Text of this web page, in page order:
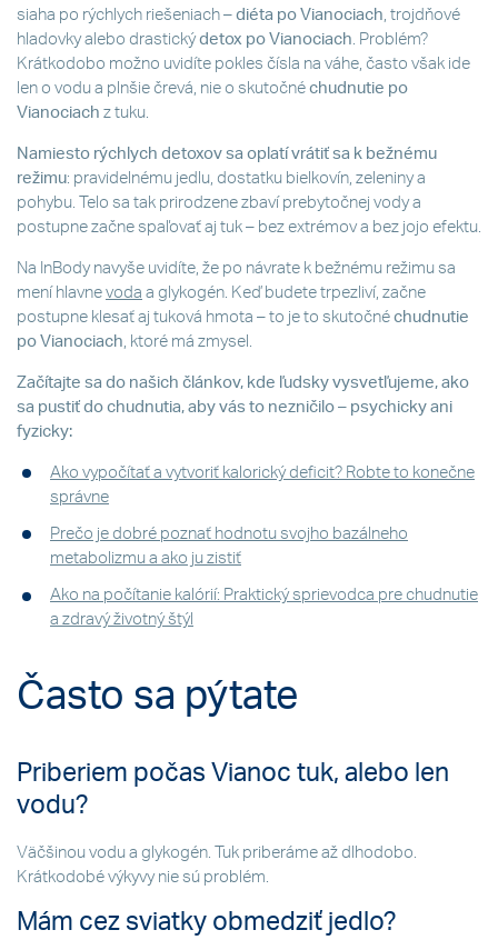
siaha po rýchlych riešeniach – diéta po Vianociach , trojdňové
hladovky alebo drastickýdetox po Vianociach . Problém?
Krátkodobo možno uvidíte pokles čísla na váhe, často však ide
len o vodu a plnšie črevá, nie o skutočné chudnutie po
Vianociach z tuku.
Namiesto rýchlych detoxov sa oplatí vrátiť sa k bežnému
režimu: pravidelnému jedlu, dostatku bielkovín, zeleniny a
pohybu. Telo sa tak prirodzene zbaví prebytočnej vody a
postupne začne spaľovať aj tuk – bez extrémov a bez jojo efektu.
Na InBody navyše uvidíte, že po návrate k bežnému režimu sa
mení hlavne voda a glykogén. Keď budete trpezliví, začne
postupne klesať aj tuková hmota – to je to skutočné chudnutie
po Vianociach , ktoré má zmysel.
Začítajte sa do našich článkov, kde ľudsky vysvetľujeme, ako
sa pustiť do chudnutia, aby vás to nezničilo – psychicky ani
fyzicky:
Ako vypočítať a vytvoriť kalorický deficit? Robte to konečne
správne
Prečo je dobré poznať hodnotu svojho bazálneho
metabolizmu a ako ju zistiť
Ako na počítanie kalórií: Praktický sprievodca pre chudnutie
a zdravý životný štýl
Často sa pýtate
Priberiem počas Vianoc tuk, alebo len
vodu?
Väčšinou vodu a glykogén. Tuk priberáme až dlhodobo.
Krátkodobé výkyvy nie sú problém.
Mám cez sviatky obmedziť jedlo?